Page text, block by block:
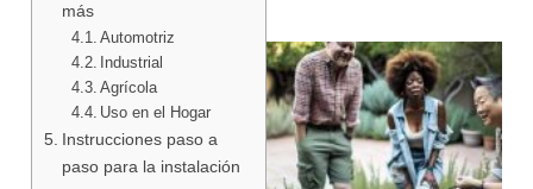
más
Automotriz
Industrial
Agrícola
Uso en el Hogar
Instrucciones paso a
paso para la instalación